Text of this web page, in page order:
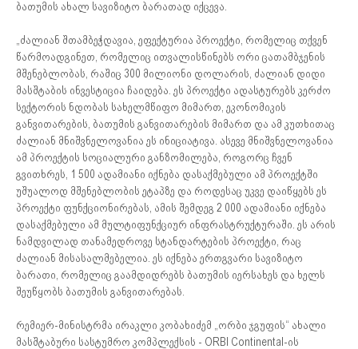
ბათუმის ახალ სავიზიტო ბარათად იქცევა.
„ძალიან შთამბეჭდავია, ეფექტურია პროექტი, რომელიც თქვენ
წარმოადგინეთ, რომელიც ითვალისწინებს ორი ცათამბჯენის
მშენებლობას, რაშიც 300 მილიონი დოლარის, ძალიან დიდი
მასშტაბის ინვესტიცია ჩაიდება. ეს პროექტი ადასტურებს კერძო
სექტორის ნდობას სახელმწიფო მიმართ, ეკონომიკის
განვითარების, ბათუმის განვითარების მიმართ და ამ კუთხითაც
ძალიან მნიშვნელოვანია ეს ინიციატივა. ასევე მნიშვნელოვანია
ამ პროექტის სოციალური განზომილება, როგორც ჩვენ
გვითხრეს, 1 500 ადამიანი იქნება დასაქმებული ამ პროექტში
უშუალოდ მშენებლობის ეტაპზე და როდესაც უკვე დაიწყებს ეს
პროექტი ფუნქციონირებას, ამის შემდეგ 2 000 ადამიანი იქნება
დასაქმებული ამ მულტიფუნქციურ ინფრასტრუქტურაში. ეს არის
ნამდვილად თანამედროვე სტანდარტების პროექტი, რაც
ძალიან მისასალმებელია. ეს იქნება ერთგვარი სავიზიტო
ბარათი, რომელიც გაამდიდრებს ბათუმის იერსახეს და ხელს
შეუწყობს ბათუმის განვითარებას.
რემიერ-მინისტრმა ირაკლი კობახიძემ „ორბი ჯგუფის“ ახალი
მასშტაბური სასტუმრო კომპლექსის - ORBI Continental-ის